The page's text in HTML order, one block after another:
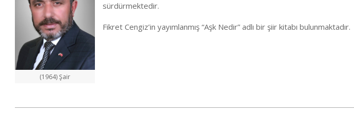
(1964) Şair
sürdürmektedir.
Fikret Cengiz’in yayımlanmış “Aşk Nedir” adlı bir şiir kitabı bulunmaktadır.